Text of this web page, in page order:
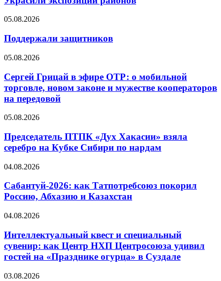
05.08.2026
Поддержали защитников
05.08.2026
Сергей Грицай в эфире ОТР: о мобильной
торговле, новом законе и мужестве кооператоров
на передовой
05.08.2026
Председатель ПТПК «Дух Хакасии» взяла
серебро на Кубке Сибири по нардам
04.08.2026
Сабантуй-2026: как Татпотребсоюз покорил
Россию, Абхазию и Казахстан
04.08.2026
Интеллектуальный квест и специальный
сувенир: как Центр НХП Центросоюза удивил
гостей на «Празднике огурца» в Суздале
03.08.2026